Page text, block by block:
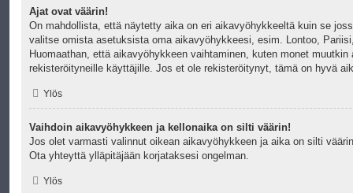
Ajat ovat väärin!
On mahdollista, että näytetty aika on eri aikavyöhykkeeltä kuin se
valitse omista asetuksista oma aikavyöhykkeesi, esim. Lontoo,
Huomaathan, että aikavyöhykkeen vaihtaminen, kuten monet
rekisteröityneille käyttäjille. Jos et ole rekisteröitynyt, tämä on hyvä
Ylös
Vaihdoin aikavyöhykkeen ja kellonaika on silti väärin!
Jos olet varmasti valinnut oikean aikavyöhykkeen ja aika on silti
Ota yhteyttä ylläpitäjään korjataksesi ongelman.
Ylös